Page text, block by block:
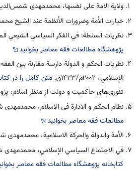
ولایة الامة علی نفسها، محمدمهدی شمس‌الدین،
خيارات الأمة وضرورات الأنظمة عند الشيخ
نظريات السلطة: في الفكر السياسي الشيعي
پژوهشگاه مطالعات فقه معاصر بخوانید
نظريات الحکم و الدولة دارسة مقارنة بین
الإسلامي، ۲۰۰۲م/۱۴۲۳ق.
متن کامل را در
تئوری‌های حاکمیت و دولت از منظر اسلام:
نظام الحکم و الادارة فی الاسلام، محمدمهدی
مطالعات فقه معاصر بخوانید
الأمة والدولة والحركة الاسلامية، محمدمهدی
في الاجتماع السياسي الإسلامي، محمدمهدی
کتابخانه پژوهشگاه مطالعات فقه معاصر